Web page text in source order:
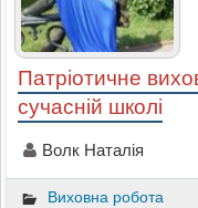
Патріотичне
сучасній школі
Волк Наталія
Виховна робота